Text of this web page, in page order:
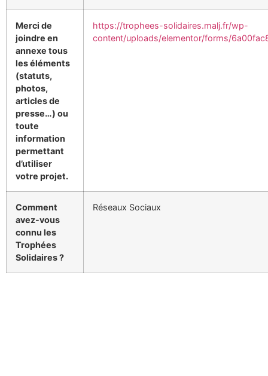
Merci de
joindre en
annexe tous
les éléments
(statuts,
photos,
articles de
presse…) ou
toute
information
permettant
d’utiliser
votre projet.
https://trophees-solidaires.malj.fr/wp-
content/uploads/elementor/forms/
Comment
avez-vous
connu les
Trophées
Solidaires ?
Réseaux Sociaux